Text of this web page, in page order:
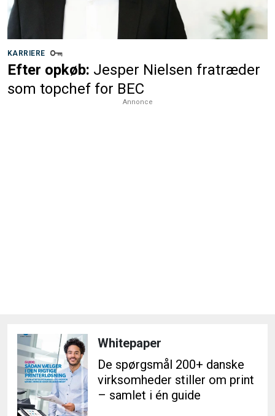
KARRIERE
Efter opkøb: Jesper Nielsen fratræder
som topchef for BEC
Annonce
Whitepaper
De spørgsmål 200+ danske
virksomheder stiller om print
– samlet i én guide